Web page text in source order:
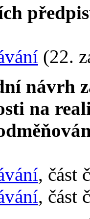
(22.
návrh
na
, část
, část